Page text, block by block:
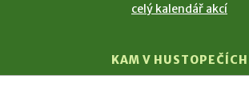
celý kalendář akcí
KAM V HUSTOPEČÍCH